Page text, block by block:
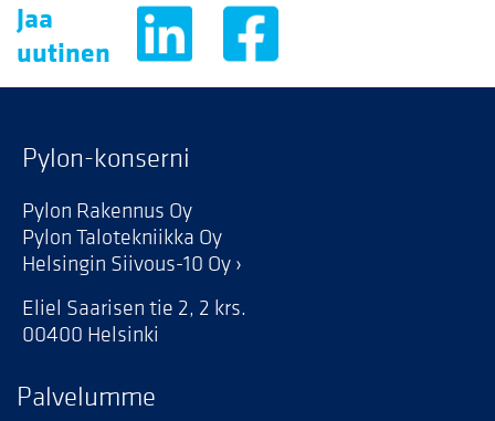
Jaa
uutinen
Pylon-konserni
Pylon Rakennus Oy
Pylon Talotekniikka Oy
Helsingin Siivous-10 Oy
Eliel Saarisen tie 2, 2 krs.
00400 Helsinki
Palvelumme